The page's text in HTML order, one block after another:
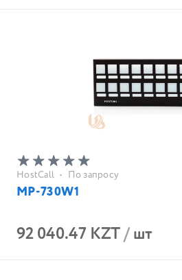
HostCall • По запросу
MP-730W1
92 040.47 KZT/шт